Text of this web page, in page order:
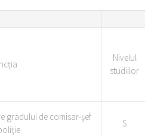
Nivelul
studiilor
gradului de comisar-şef
S